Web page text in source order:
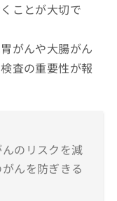
ことが大切で
がんや大腸がん
査の重要性が報
のリスクを減
んを防ぎきる